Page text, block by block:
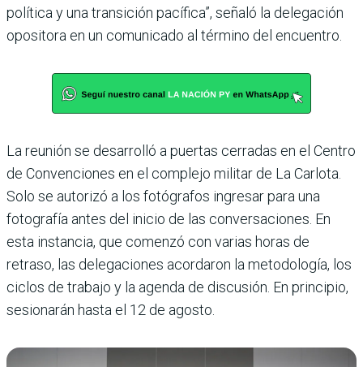
política y una transición pacífica”, señaló la delegación
opositora en un comunicado al término del encuentro.
La reunión se desarrolló a puertas cerradas en el Centro
de Convenciones en el complejo militar de La Carlota.
Solo se autorizó a los fotógrafos ingresar para una
fotografía antes del inicio de las conversaciones. En
esta instancia, que comenzó con varias horas de
retraso, las delegaciones acordaron la metodología, los
ciclos de trabajo y la agenda de discusión. En principio,
sesionarán hasta el 12 de agosto.